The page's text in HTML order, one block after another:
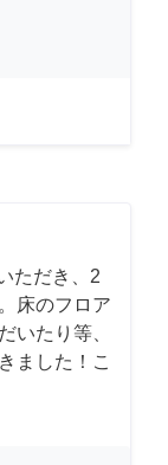
ただき、2
床のフロア
いたり等、
ました！こ